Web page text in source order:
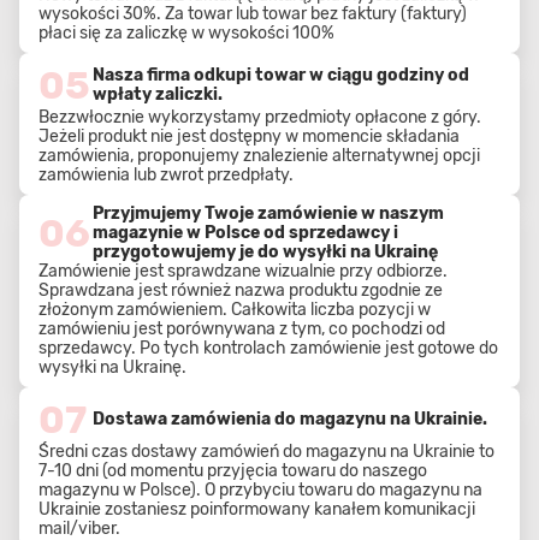
wysokości 30%. Za towar lub towar bez faktury (faktury)
płaci się za zaliczkę w wysokości 100%
05 Nasza firma odkupi towar w ciągu godziny od
wpłaty zaliczki.
Bezzwłocznie wykorzystamy przedmioty opłacone z góry.
Jeżeli produkt nie jest dostępny w momencie składania
zamówienia, proponujemy znalezienie alternatywnej opcji
zamówienia lub zwrot przedpłaty.
06 Przyjmujemy Twoje zamówienie w naszym
magazynie w Polsce od sprzedawcy i
przygotowujemy je do wysyłki na Ukrainę
Zamówienie jest sprawdzane wizualnie przy odbiorze.
Sprawdzana jest również nazwa produktu zgodnie ze
złożonym zamówieniem. Całkowita liczba pozycji w
zamówieniu jest porównywana z tym, co pochodzi od
sprzedawcy. Po tych kontrolach zamówienie jest gotowe do
wysyłki na Ukrainę.
07 Dostawa zamówienia do magazynu na Ukrainie.
Średni czas dostawy zamówień do magazynu na Ukrainie to
7-10 dni (od momentu przyjęcia towaru do naszego
magazynu w Polsce). O przybyciu towaru do magazynu na
Ukrainie zostaniesz poinformowany kanałem komunikacji
mail/viber.